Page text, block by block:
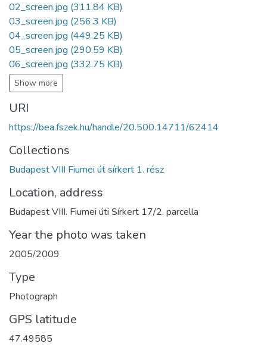
02_screen.jpg (311.84 KB)
03_screen.jpg (256.3 KB)
04_screen.jpg (449.25 KB)
05_screen.jpg (290.59 KB)
06_screen.jpg (332.75 KB)
Show more
URI
https://bea.fszek.hu/handle/20.500.14711/62414
Collections
Budapest VIII Fiumei út sírkert 1. rész
Location, address
Budapest VIII. Fiumei úti Sírkert 17/2. parcella
Year the photo was taken
2005/2009
Type
Photograph
GPS latitude
47.49585